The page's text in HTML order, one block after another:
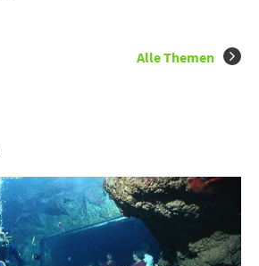
Alle Themen